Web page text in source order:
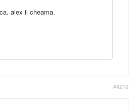
alex il cheama.
#4210